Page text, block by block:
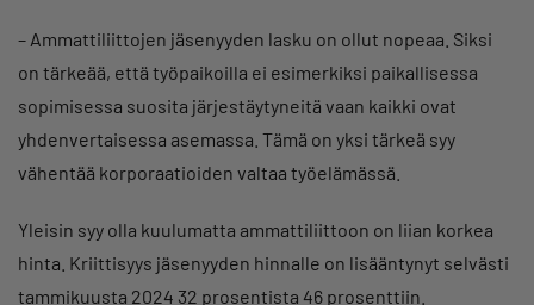
– Ammattiliittojen jäsenyyden lasku on ollut nopeaa. Siksi
on tärkeää, että työpaikoilla ei esimerkiksi paikallisessa
sopimisessa suosita järjestäytyneitä vaan kaikki ovat
yhdenvertaisessa asemassa. Tämä on yksi tärkeä syy
vähentää korporaatioiden valtaa työelämässä.
Yleisin syy olla kuulumatta ammattiliittoon on liian korkea
hinta. Kriittisyys jäsenyyden hinnalle on lisääntynyt selvästi
tammikuusta 2024 32 prosentista 46 prosenttiin.